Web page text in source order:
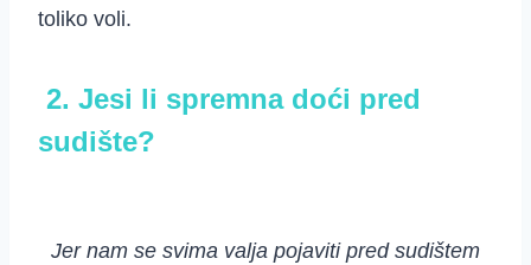
toliko voli.
2. Jesi li spremna doći pred
sudište?
Jer nam se svima valja pojaviti pred sudištem